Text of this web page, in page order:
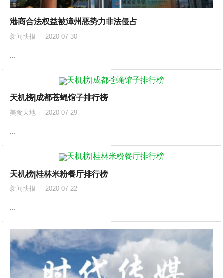
港商合法权益被漳州恶势力非法侵占
新闻快报 2020-07-30
...
天机榜|成都苍蝇馆子排行榜
美食天地 2020-07-29
...
天机榜|桂林米粉餐厅排行榜
新闻快报 2020-07-22
...